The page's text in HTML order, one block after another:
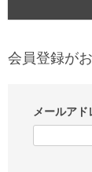
会員登録が
メールアド